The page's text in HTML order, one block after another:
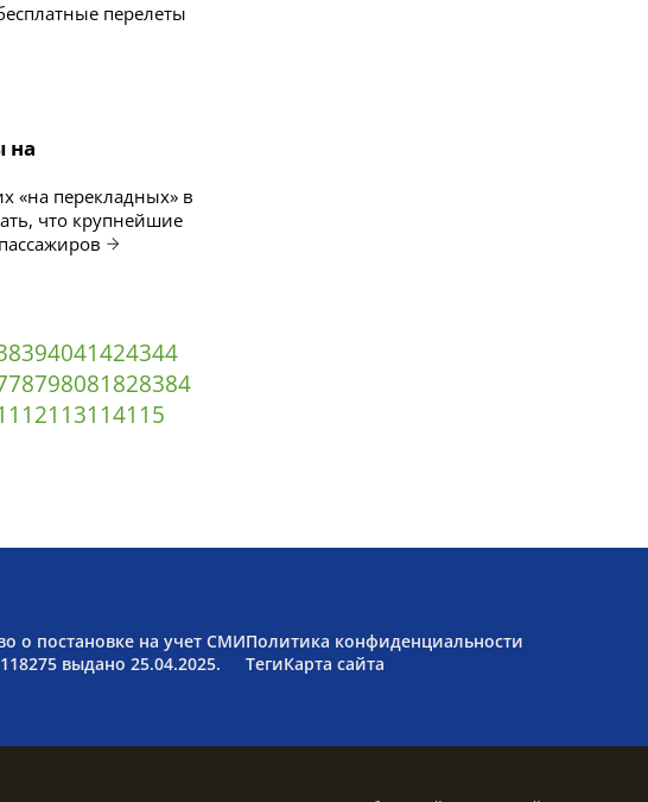
перелеты
на
«на перекладных» в
что крупнейшие
394041424344
78798081828384
112113114115
о постановке на учет СМИ
выдано 25.04.2025.
Политика конфиденциальности
ТегиКарта сайта